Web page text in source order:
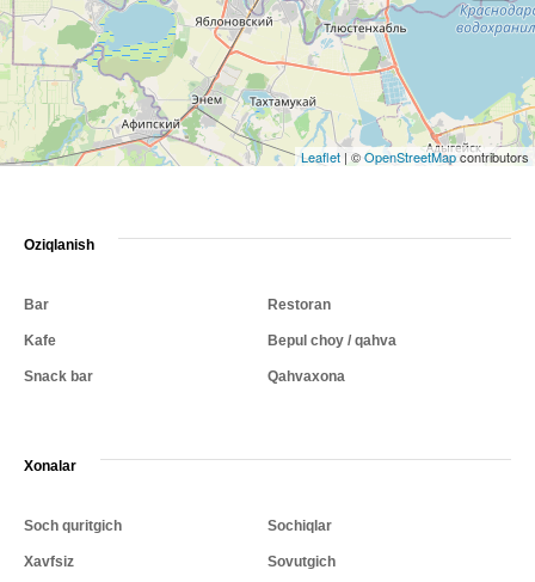
Leaflet | ©OpenStreetMapcontributors
Oziqlanish
Bar
Kafe
Snack bar
Restoran
Bepul choy / qahva
Qahvaxona
Xonalar
Soch quritgich
Xavfsiz
Sochiqlar
Sovutgich